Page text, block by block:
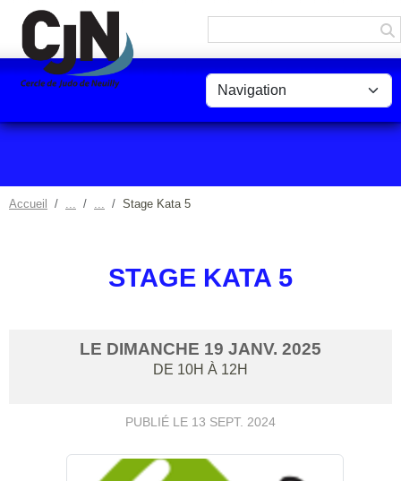
Accueil Stage Kata 5
STAGE KATA 5
LE DIMANCHE 19 JANV. 2025
DE 10H À 12H
PUBLIÉ LE 13 SEPT. 2024
Panneau de gestion des cookies